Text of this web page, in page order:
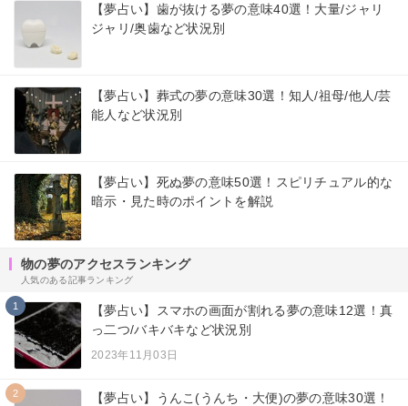
【夢占い】歯が抜ける夢の意味40選！大量/ジャリ
ジャリ/奥歯など状況別
【夢占い】葬式の夢の意味30選！知人/祖母/他人/芸
能人など状況別
【夢占い】死ぬ夢の意味50選！スピリチュアル的な
暗示・見た時のポイントを解説
物の夢のアクセスランキング
人気のある記事ランキング
1
【夢占い】スマホの画面が割れる夢の意味12選！真
っ二つ/バキバキなど状況別
2023年11月03日
2
【夢占い】うんこ(うんち・大便)の夢の意味30選！